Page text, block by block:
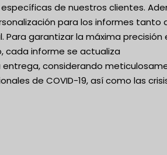
de nuestros clientes.
para los informes tanto
Para garantizar la máxima precisión
cada informe se actualiza
considerando
de COVID-19, así como las